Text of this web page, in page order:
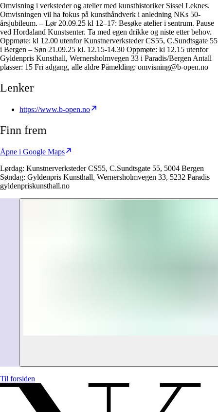
Omvisning i verksteder og atelier med kunsthistoriker Sissel Leknes.
Omvisningen vil ha fokus på kunsthåndverk i anledning NKs 50-
årsjubileum. – Lør 20.09.25 kl 12–17: Besøke atelier i sentrum. Pause
ved Hordaland Kunstsenter. Ta med egen drikke og niste etter behov.
Oppmøte: kl 12.00 utenfor Kunstnerverksteder CS55, C.Sundtsgate 55
i Bergen – Søn 21.09.25 kl. 12.15-14.30 Oppmøte: kl 12.15 utenfor
Gyldenpris Kunsthall, Wernersholmvegen 33 i Paradis/Bergen Antall
plasser: 15 Fri adgang, alle aldre Påmelding: omvisning@b-open.no
Lenker
https://www.b-open.no
Finn frem
Åpne i Google Maps
Lørdag: Kunstnerverksteder CS55, C.Sundtsgate 55, 5004 Bergen
Søndag: Gyldenpris Kunsthall, Wernersholmvegen 33, 5232 Paradis
gyldenpriskunsthall.no
Til forsiden